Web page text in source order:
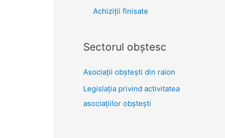
Achiziții finisate
Sectorul obştesc
Asociaţii obşteşti din raion
Legislaţia privind activitatea
asociaţiilor obşteşti